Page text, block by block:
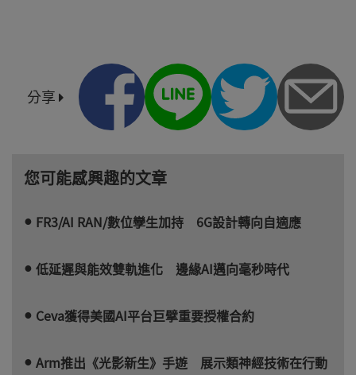
分享
您可能感興趣的文章
FR3/AI RAN/數位孿生加持 6G設計轉向自適應
低延遲與能效雙軌進化 邊緣AI邁向毫秒時代
Ceva獲得美國AI平台巨擘重要授權合約
Arm推出《光影新生》手遊 展示類神經技術在行動